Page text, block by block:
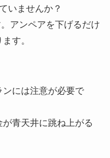
いませんか？
アンペアを下げるだけ
す。
には注意が必要で
青天井に跳ね上がる